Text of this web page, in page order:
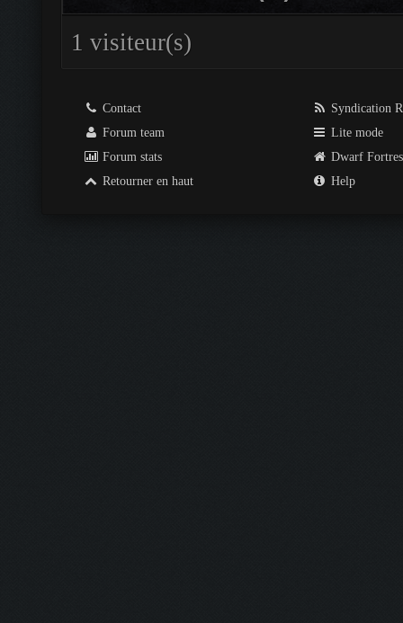
1 visiteur(s)
Contact
Forum team
Forum stats
Retourner en haut
Syndication
Lite mode
Dwarf
Help